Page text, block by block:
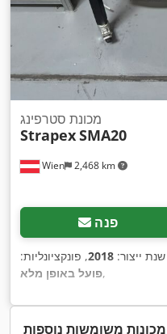
Wien 2,468 km
מכונת סטרפינג
StrapexSMA20
פנה
ייצור: 2018, פונקציונליות:
פועל באופן מלא,
משומשות נוספות